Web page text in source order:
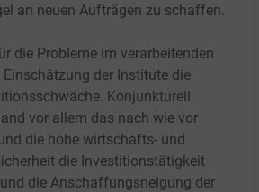
an neuen Aufträgen zu schaffen.
die Probleme im verarbeitenden
Einschätzung der Institute die
Konjunkturell
vor allem das nach wie vor
die hohe wirtschafts- und
die Investitionstätigkeit
die Anschaffungsneigung der